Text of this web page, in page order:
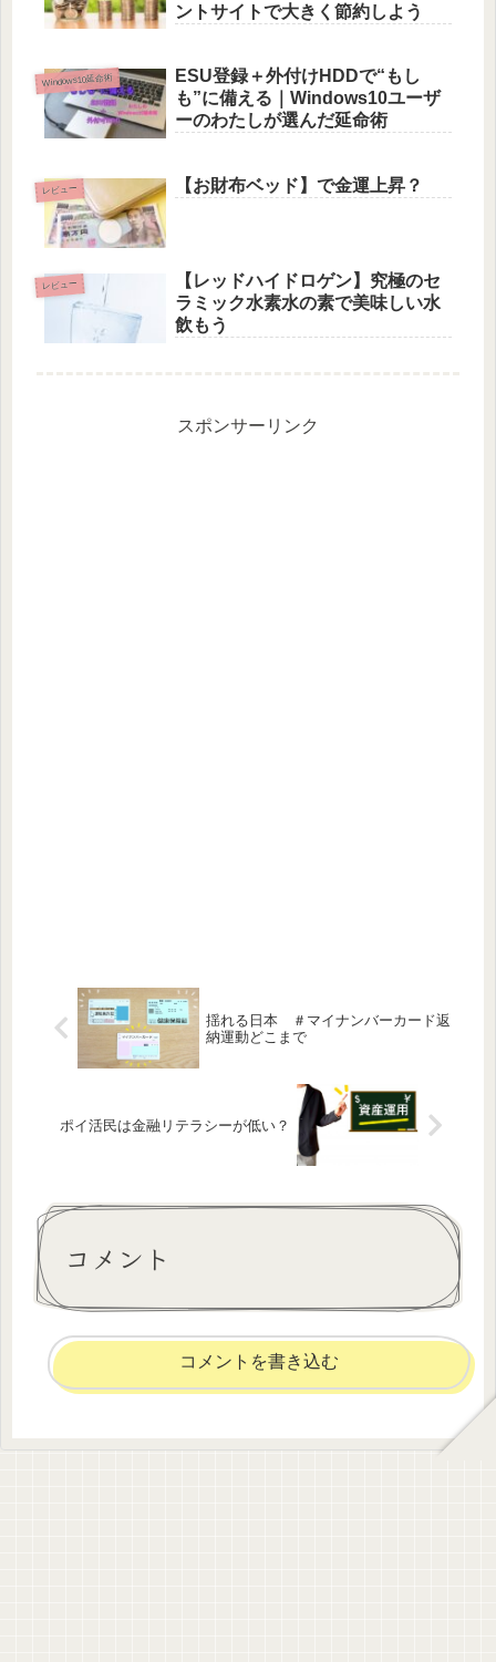
ントサイトで大きく節約しよう
Windows10延命術
ESU登録＋外付けHDDで“もし
も”に備える｜Windows10ユーザ
ーのわたしが選んだ延命術
レビュー 【お財布ベッド】で金運上昇？
レビュー
【レッドハイドロゲン】究極のセ
ラミック水素水の素で美味しい水
飲もう
スポンサーリンク
揺れる日本 ＃マイナンバーカード返
納運動どこまで
ポイ活民は金融リテラシーが低い？
コメント
コメントを書き込む